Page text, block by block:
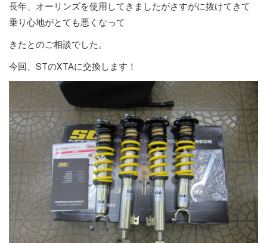
長年、オーリンズを使用してきましたがさすがに抜けてきて
乗り心地がとても悪くなって
きたとのご相談でした。
今回、STのXTAに交換します！